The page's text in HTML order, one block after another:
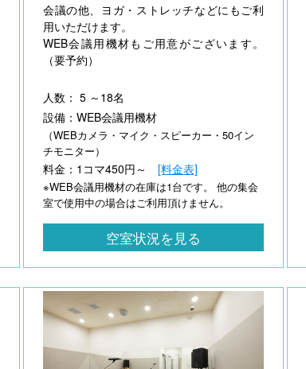
会議の他、ヨガ・ストレッチなどにもご利
用いただけます。
WEB会議用機材もご用意がございます。
（要予約）
人数： 5 ～18名
設備：WEB会議用機材
（WEBカメラ・マイク・スピーカー・50イン
チモニター）
料金：1コマ450円～ [料金表]
※WEB会議用機材の在庫は1台です。 他の集会
室で使用中の場合はご利用頂けません。
空室状況を見る